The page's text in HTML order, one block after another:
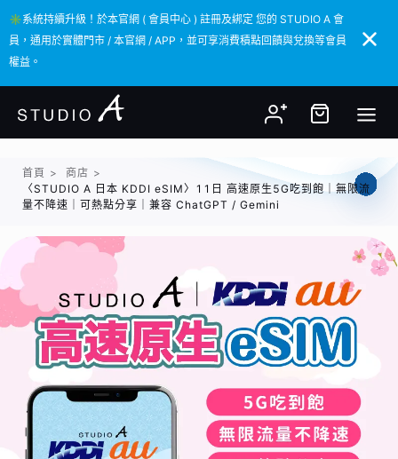
✳️系統持續升級！於本官網 ( 會員中心 ) 註冊及綁定 您的 STUDIO A 會
員，通用於實體門市 / 本官網 / APP，並可享消費積點回饋與兌換等會員
權益。
✳️系統持續升級！於本官網 ( 會員中心 ) 註冊及綁定 您的 STUDIO A 會
員，通用於實體門市 / 本官網 / APP，並可享消費積點回饋與兌換等會員
權益。
首頁 > 商店 >
〈STUDIO A 日本 KDDI eSIM〉11日 高速原生5G吃到飽｜無限流
量不降速｜可熱點分享｜兼容 ChatGPT / Gemini